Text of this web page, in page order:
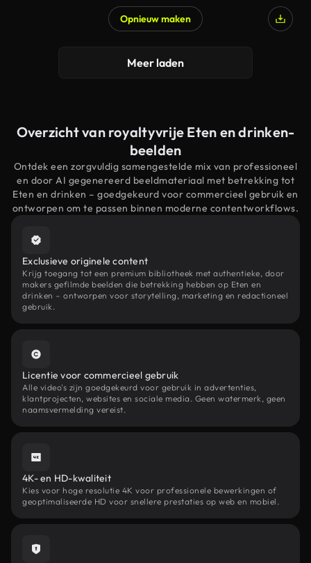
Opnieuw maken
Meer laden
Overzicht van royaltyvrije Eten en drinken-
beelden
Ontdek een zorgvuldig samengestelde mix van professioneel
en door AI gegenereerd beeldmateriaal met betrekking tot
Eten en drinken – goedgekeurd voor commercieel gebruik en
ontworpen om te passen binnen moderne contentworkflows.
Exclusieve originele content
Krijg toegang tot een premium bibliotheek met authentieke, door
makers gefilmde beelden die betrekking hebben op Eten en
drinken – ontworpen voor storytelling, marketing en redactioneel
gebruik.
Licentie voor commercieel gebruik
Alle video's zijn goedgekeurd voor gebruik in advertenties,
klantprojecten, websites en sociale media. Geen watermerk, geen
naamsvermelding vereist.
4K- en HD-kwaliteit
Kies voor hoge resolutie 4K voor professionele bewerkingen of
geoptimaliseerde HD voor snellere prestaties op web en mobiel.